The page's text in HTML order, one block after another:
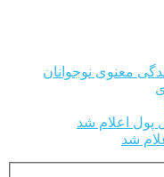
معنوی نوجوانان
پول اعلام شد
شد